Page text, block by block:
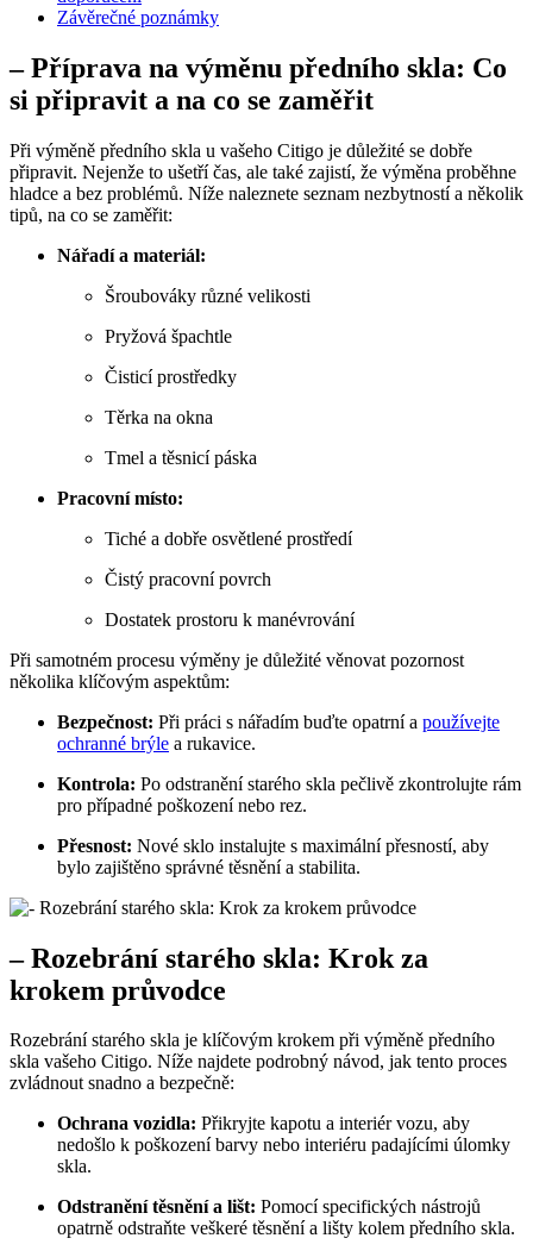
Závěrečné poznámky
– Příprava na výměnu předního skla: Co
si připravit a na co se zaměřit
Při výměně předního skla u vašeho Citigo je důležité se dobře
připravit. Nejenže to ušetří čas, ale také zajistí, že výměna proběhne
hladce a bez problémů. Níže naleznete seznam nezbytností a několik
tipů, na co se zaměřit:
Nářadí a materiál:
Šroubováky různé velikosti
Pryžová špachtle
Čisticí prostředky
Těrka na okna
Tmel a těsnicí páska
Pracovní místo:
Tiché a dobře osvětlené prostředí
Čistý pracovní povrch
Dostatek prostoru k manévrování
Při samotném procesu výměny je důležité věnovat pozornost
několika klíčovým aspektům:
Bezpečnost: Při práci s nářadím buďte opatrní a používejte
ochranné brýle a rukavice.
Kontrola: Po odstranění starého skla pečlivě zkontrolujte rám
pro případné poškození nebo rez.
Přesnost: Nové sklo instalujte s maximální přesností, aby
bylo zajištěno správné těsnění a stabilita.
– Rozebrání starého skla: Krok za
krokem průvodce
Rozebrání starého skla je klíčovým krokem při výměně předního
skla vašeho Citigo. Níže najdete podrobný návod, jak tento proces
zvládnout snadno a bezpečně:
Ochrana vozidla: Přikryjte kapotu a interiér vozu, aby
nedošlo k poškození barvy nebo interiéru padajícími úlomky
skla.
Odstranění těsnění a lišt: Pomocí specifických nástrojů
opatrně odstraňte veškeré těsnění a lišty kolem předního skla.